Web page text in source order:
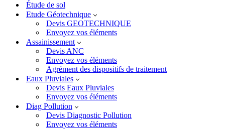
Étude de sol
Etude Géotechnique
Devis GEOTECHNIQUE
Envoyez vos éléments
Assainissement
Devis ANC
Envoyez vos éléments
Agrément des dispositifs de traitement
Eaux Pluviales
Devis Eaux Pluviales
Envoyez vos éléments
Diag Pollution
Devis Diagnostic Pollution
Envoyez vos éléments